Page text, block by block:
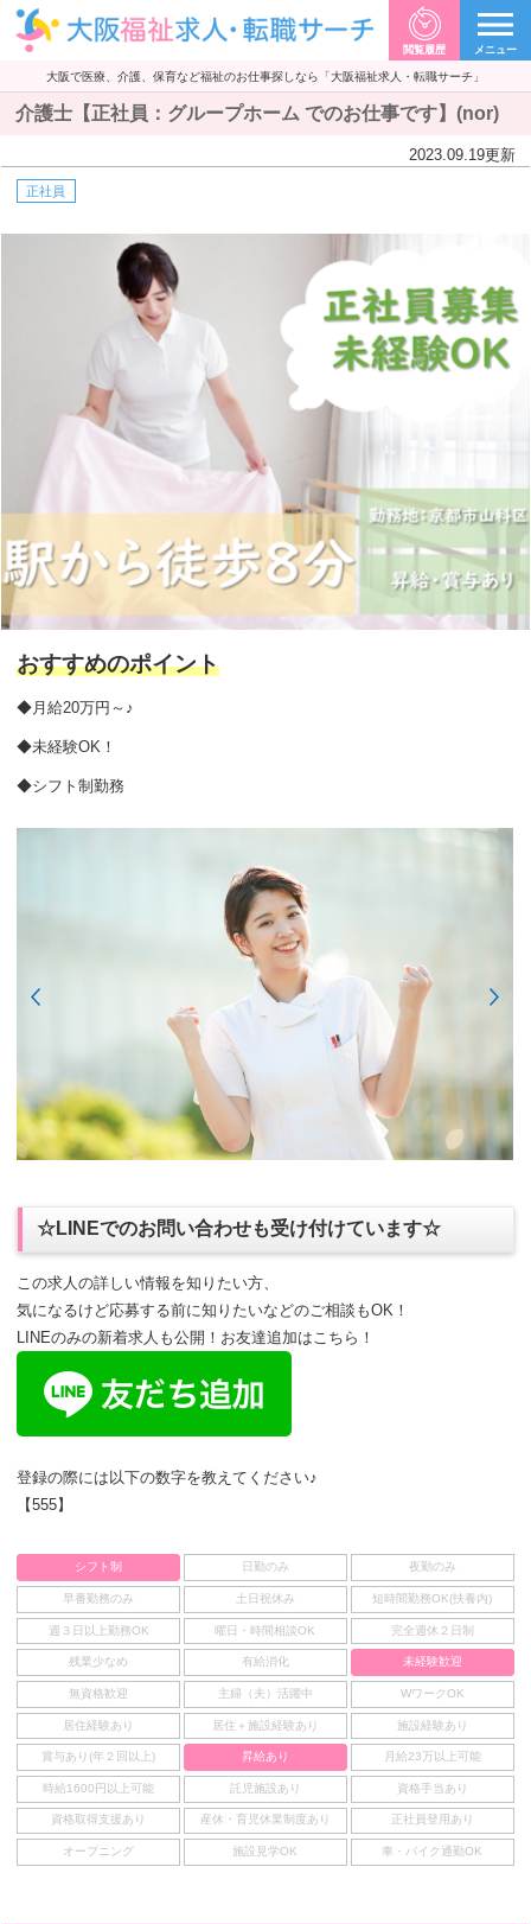
大阪で医療、介護、保育など福祉のお仕事探しなら「大阪福祉求人・転職サーチ」
閲覧履歴 メニュー
介護士【正社員：グループホーム でのお仕事です】(nor)
2023.09.19更新
正社員
おすすめのポイント
◆月給20万円～♪
◆未経験OK！
◆シフト制勤務
☆LINEでのお問い合わせも受け付けています☆
この求人の詳しい情報を知りたい方、
気になるけど応募する前に知りたいなどのご相談もOK！
LINEのみの新着求人も公開！お友達追加はこちら！
登録の際には以下の数字を教えてください♪
【555】
シフト制 日勤のみ 夜勤のみ
早番勤務のみ 土日祝休み 短時間勤務OK(扶養内)
週３日以上勤務OK 曜日・時間相談OK 完全週休２日制
残業少なめ 有給消化 未経験歓迎
無資格歓迎 主婦（夫）活躍中 WワークOK
居住経験あり 居住＋施設経験あり 施設経験あり
賞与あり(年２回以上) 昇給あり 月給23万以上可能
時給1600円以上可能 託児施設あり 資格手当あり
資格取得支援あり 産休・育児休業制度あり 正社員登用あり
オープニング 施設見学OK 車・バイク通勤OK